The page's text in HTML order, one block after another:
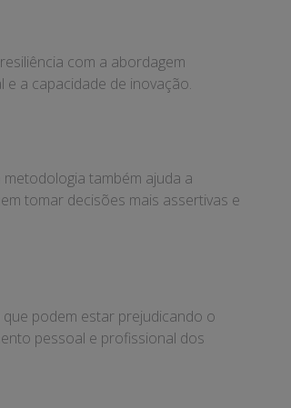
com a abordagem
a capacidade de inovação.
também ajuda a
tomar decisões mais assertivas e
podem estar prejudicando o
pessoal e profissional dos